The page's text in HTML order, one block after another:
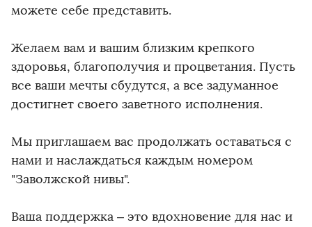
можете себе представить.
Желаем вам и вашим близким крепкого
здоровья, благополучия и процветания. Пусть
все ваши мечты сбудутся, а все задуманное
достигнет своего заветного исполнения.
Мы приглашаем вас продолжать оставаться с
нами и наслаждаться каждым номером
"Заволжской нивы".
Ваша поддержка – это вдохновение для нас и